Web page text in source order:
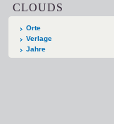
CLOUDS
Orte
Verlage
Jahre